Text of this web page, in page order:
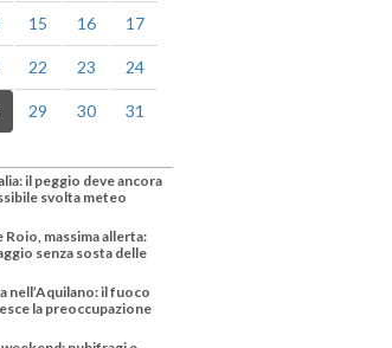
15 16 17
22 23 24
29 30 31
il peggio deve ancora
svolta meteo
massima allerta:
senza sosta delle
nell’Aquilano: il fuoco
la preoccupazione